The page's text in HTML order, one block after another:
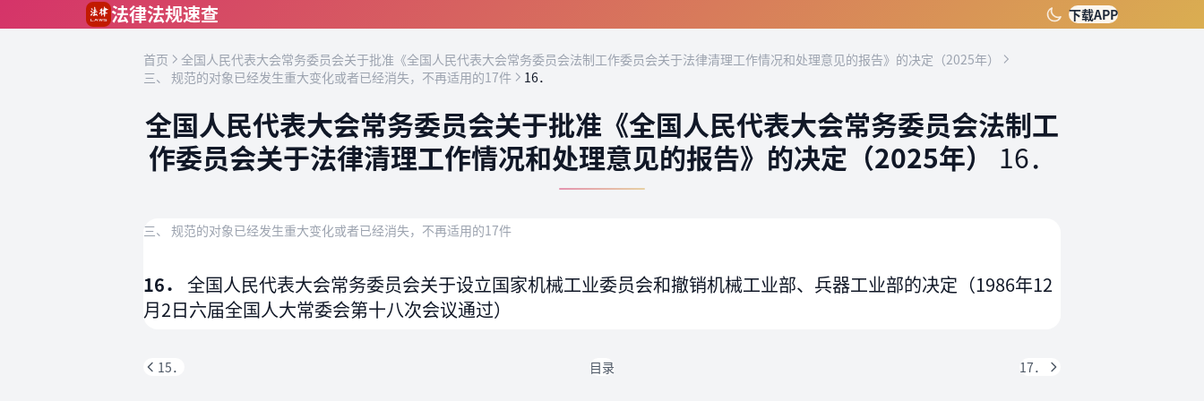
法律法规速查 下载APP
首页
全国人民代表大会常务委员会关于批准《全国人民代表大会常务委员会法制工作委员会关于法律清理工作情况和处理意见的报告》的决定（2025年）
三、 规范的对象已经发生重大变化或者已经消失，不再适用的17件
16．
全国人民代表大会常务委员会关于批准《全国人民代表大会常务委员会法制工
作委员会关于法律清理工作情况和处理意见的报告》的决定（2025年） 16．
三、 规范的对象已经发生重大变化或者已经消失，不再适用的17件
16． 全国人民代表大会常务委员会关于设立国家机械工业委员会和撤销机械工业部、兵器工业部的决定（1986年12
月2日六届全国人大常委会第十八次会议通过）
15． 目录 17．